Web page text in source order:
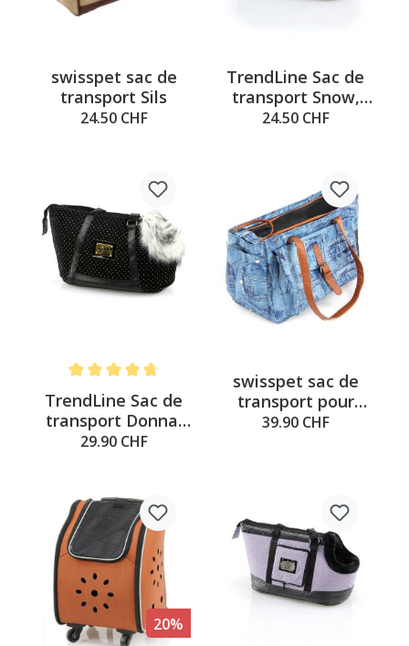
swisspet sac de
transport Sils
24.50 CHF
TrendLine Sac de
transport Snow,
gris
24.50 CHF
Note moyenne de 4.6 sur 5 étoiles
TrendLine Sac de
transport Donna,
noir
29.90 CHF
swisspet sac de
transport pour
chiens et chats
39.90 CHF
20%